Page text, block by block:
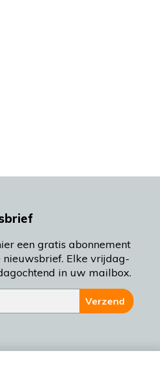
een gratis abonnement
nieuwsbrief. Elke vrijdag-
in uw mailbox.
Verzend